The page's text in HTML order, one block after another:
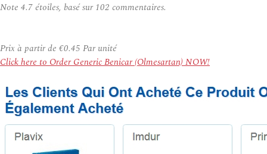
Note 4.7étoiles, basé sur 102 commentaires.
Prix à partir de €0.45 Par unité
Click here to Order Generic Benicar (Olmesartan) NOW!